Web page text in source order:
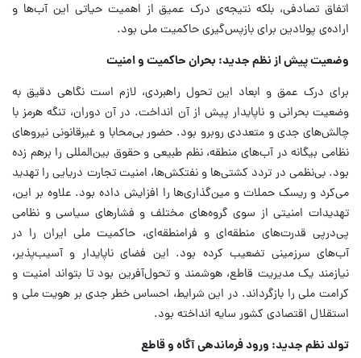
اتفاق تصادفی، بلکه نتیجه‌ی درک عمیق از اهمیت حیاتی این آب‌ها و
اراده‌ی پولادین برای بازپس‌گیری حاکمیت ملی بود.
وضعیت پیش از نظم جدید: بحران حاکمیت و امنیت
برای درک عمق و ابعاد این تحول راهبردی، لازم است نگاهی دقیق به
وضعیت بحرانی و ناپایدار پیش از آن انداخت. در آن دوران، تنگه هرمز با
چالش‌های جدی و متعددی روبرو بود. حضور بی‌محابا و غیرقانونی نیروهای
نظامی بیگانه در آب‌های منطقه، نظم طبیعی و حقوق بین‌المللی را برهم زده
بود. بی‌نظمی در تردد کشتی‌ها و نفتکش‌ها، امنیت تجارت دریایی را تهدید
می‌کرد و ریسک حملات و مین‌گذاری‌ها را افزایش داده بود. علاوه بر این،
تهدیدات امنیتی از سوی گروه‌های مختلف و فشارهای سیاسی و نظامی
پی‌درپی قدرت‌های منطقه‌ای و فرامنطقه‌ای، حاکمیت ملی ایران را در
آب‌های سرزمینی تضعیب کرده بود. این فضای ناپایدار و آسیب‌پذیر،
نیازمند یک مدیریت قاطع، هوشمند و تحول‌آفرین بود تا بتواند امنیت و
کرامت ملی را بازگرداند. در این شرایط، احساس خطر جدی بر هویت ملی و
استقلال اقتصادی کشور سایه انداخته بود.
تولد نظم جدید: ورود فرماندهی آگاه و قاطع